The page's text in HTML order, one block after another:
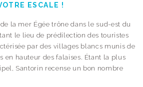
ESCALE !
la mer Égée trône dans le sud-est du
le lieu de prédilection des touristes
par des villages blancs munis de
en hauteur des falaises. Étant la plus
Santorin recense un bon nombre